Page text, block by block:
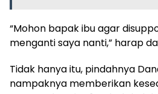
“Mohon bapak ibu agar
menganti saya nanti,” harap
Tidak hanya itu, pindahnya
nampaknya memberikan